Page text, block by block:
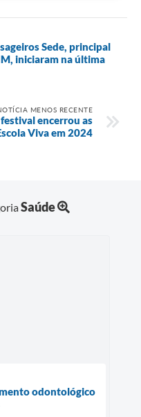
Sede, principal
iniciaram na última
MENOS RECENTE
encerrou as
Viva em 2024
Saúde
odontológico